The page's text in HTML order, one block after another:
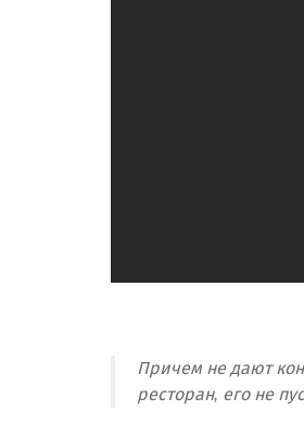
Причем не дают
ресторан, его не